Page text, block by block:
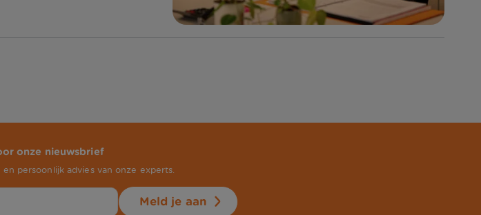
onze nieuwsbrief
persoonlijk advies van onze experts.
Meld je aan